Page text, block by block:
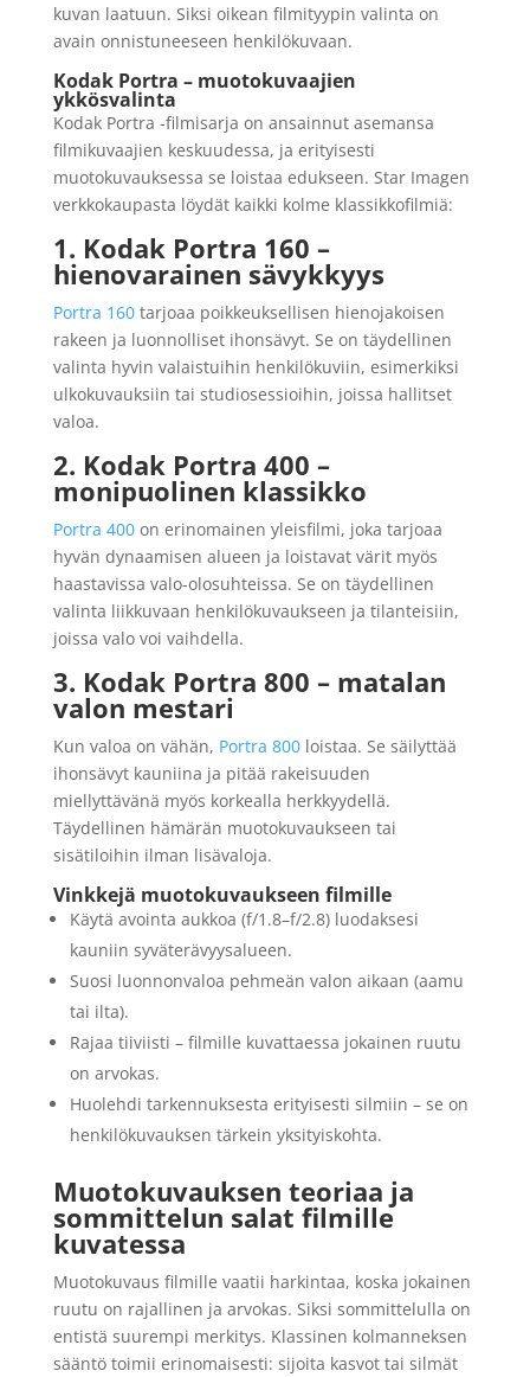
kuvan laatuun. Siksi oikean filmityypin valinta on
avain onnistuneeseen henkilökuvaan.
Kodak Portra – muotokuvaajien
ykkösvalinta
Kodak Portra -filmisarja on ansainnut asemansa
filmikuvaajien keskuudessa, ja erityisesti
muotokuvauksessa se loistaa edukseen. Star Imagen
verkkokaupasta löydät kaikki kolme klassikkofilmiä:
1. Kodak Portra 160 –
hienovarainen sävykkyys
Portra 160tarjoaa poikkeuksellisen hienojakoisen
rakeen ja luonnolliset ihonsävyt. Se on täydellinen
valinta hyvin valaistuihin henkilökuviin, esimerkiksi
ulkokuvauksiin tai studiosessioihin, joissa hallitset
valoa.
2. Kodak Portra 400 –
monipuolinen klassikko
Portra 400on erinomainen yleisfilmi, joka tarjoaa
hyvän dynaamisen alueen ja loistavat värit myös
haastavissa valo-olosuhteissa. Se on täydellinen
valinta liikkuvaan henkilökuvaukseen ja tilanteisiin,
joissa valo voi vaihdella.
3. Kodak Portra 800 – matalan
valon mestari
Kun valoa on vähän, Portra 800loistaa. Se säilyttää
ihonsävyt kauniina ja pitää rakeisuuden
miellyttävänä myös korkealla herkkyydellä.
Täydellinen hämärän muotokuvaukseen tai
sisätiloihin ilman lisävaloja.
Vinkkejä muotokuvaukseen filmille
Käytä avointa aukkoa (f/1.8–f/2.8) luodaksesi
kauniin syväterävyysalueen.
Suosi luonnonvaloa pehmeän valon aikaan (aamu
tai ilta).
Rajaa tiiviisti – filmille kuvattaessa jokainen ruutu
on arvokas.
Huolehdi tarkennuksesta erityisesti silmiin – se on
henkilökuvauksen tärkein yksityiskohta.
Muotokuvauksen teoriaa ja
sommittelun salat filmille
kuvatessa
Muotokuvaus filmille vaatii harkintaa, koska jokainen
ruutu on rajallinen ja arvokas. Siksi sommittelulla on
entistä suurempi merkitys. Klassinen kolmanneksen
sääntö toimii erinomaisesti: sijoita kasvot tai silmät